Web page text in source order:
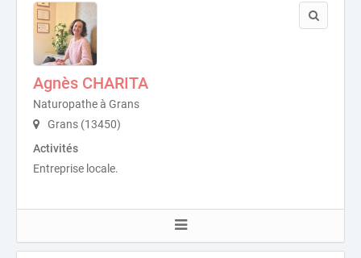
Agnès CHARITA
Naturopathe à Grans
Grans (13450)
Activités
Entreprise locale.